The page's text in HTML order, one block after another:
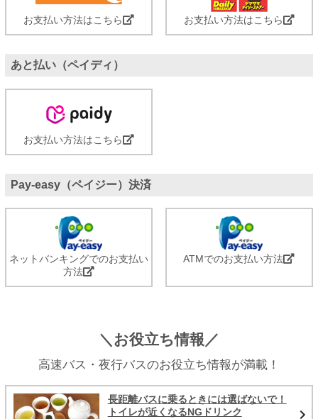
お支払い方法はこちら お支払い方法はこちら
あと払い（ペイディ）
お支払い方法はこちら
Pay-easy（ペイジー）決済
ネットバンキングでのお支払い
方法
ATMでのお支払い方法
＼お役立ち情報／
高速バス・夜行バスのお役立ち情報が満載！
長距離バスに乗るときには選ばないで！
トイレが近くなるNGドリンク